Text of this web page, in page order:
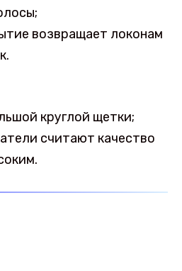
возвращает локонам
круглой щетки;
считают качество